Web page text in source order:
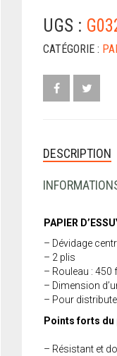
UGS :
CATÉGORIE :
DESCRIPTION
PAPIER
– Dévidage
– 2 plis
– Rouleau : 450
– Dimension
– Pour
Points forts du
– Résistant et